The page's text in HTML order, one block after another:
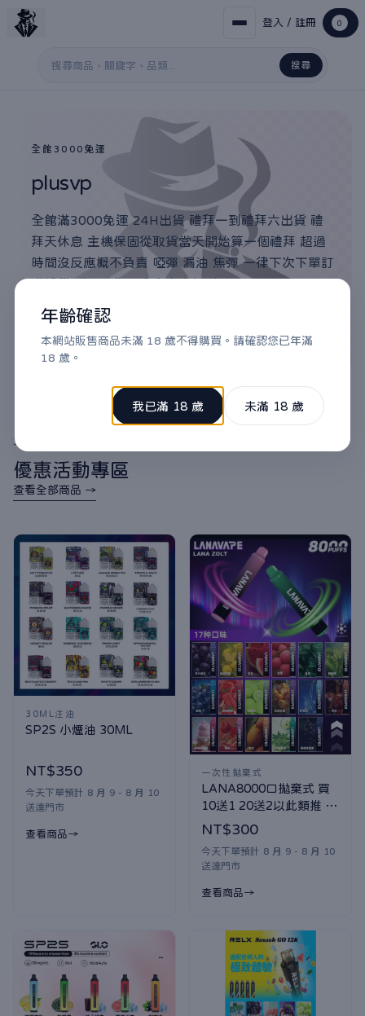
年齡確認
本網站販售商品未滿 18 歲不得購買。請確認您已年滿
18 歲。
我已滿 18 歲 未滿 18 歲
搜尋關鍵字
搜尋
登入 / 註冊 0
全館3000免運
plusvp
全館滿3000免運 24H出貨 禮拜一到禮拜六出貨 禮
拜天休息 主機保固從取貨當天開始算一個禮拜 超過
時間沒反應概不負責 啞彈 漏油 焦彈 一律下次下單訂
購補償 購買視為同意本商店規則
滿3000免運 / 24H出貨 / 7-11門市取貨付款
3000免運
優惠活動專區
查看全部商品 →
30ML注油
SP2S 小煙油 30ML
NT$350
今天下單預計 8 月 9 - 8 月 10
送達門市
查看商品
一次性拋棄式
LANA8000口拋棄式 買
10送1 20送2以此類推 口
味隨機贈送
NT$300
今天下單預計 8 月 9 - 8 月 10
送達門市
查看商品